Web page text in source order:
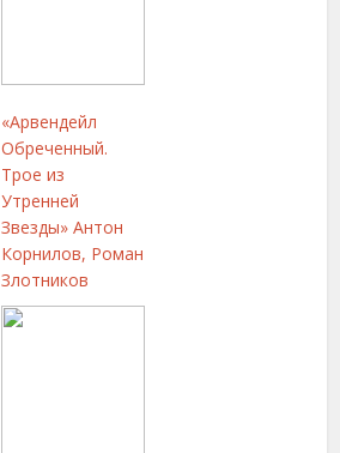
«Арвендейл
Обреченный.
Трое из
Утренней
Звезды» Антон
Корнилов, Роман
Злотников